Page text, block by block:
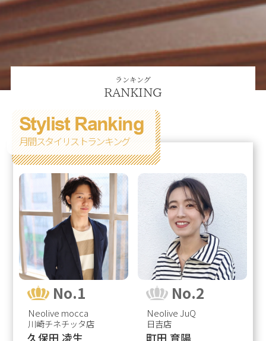
ランキング
RANKING
Stylist Ranking
月間スタイリストランキング
No.1
Neolive mocca
川崎チネチッタ店
久保田 凌生
No.2
Neolive JuQ
日吉店
町田 育陽